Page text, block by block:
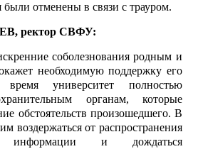
были отменены в связи с трауром.
ректор СВФУ:
соболезнования родным и
необходимую поддержку его
университет полностью
органам, которые
обстоятельств произошедшего. В
воздержаться от распространения
информации и дождаться